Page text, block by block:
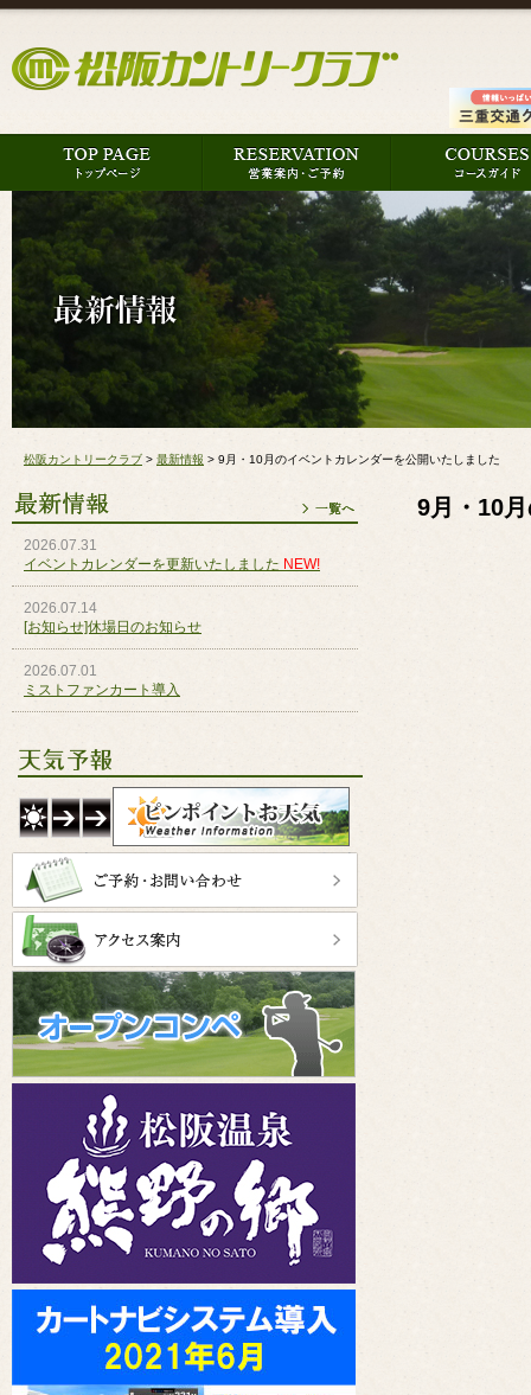
松阪カントリークラブ > 最新情報 > 9月・10月のイベントカレンダーを公開いたしました
2026.07.31
イベントカレンダーを更新いたしました NEW!
2026.07.14
[お知らせ]休場日のお知らせ
2026.07.01
ミストファンカート導入
9月・10